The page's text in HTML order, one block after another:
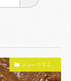
カレーですよ。